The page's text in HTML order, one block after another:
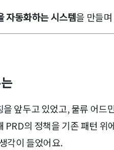
자동화하는 시스템을 만들
앞두고 있었고, 물류 어
PRD의 정책을 기존 패턴 위
각이 들었어요.